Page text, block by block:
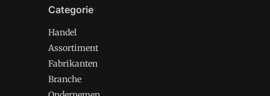
Categorie
Handel
Assortiment
Fabrikanten
Branche